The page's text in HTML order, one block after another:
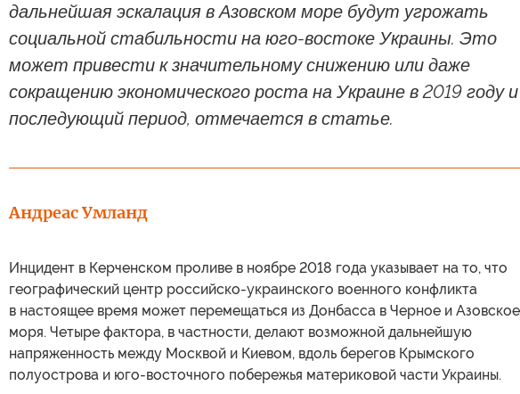
дальнейшая эскалация в Азовском море будут угрожать
социальной стабильности на юго-востоке Украины. Это
может привести к значительному снижению или даже
сокращению экономического роста на Украине в 2019 году
последующий период, отмечается в статье.
Андреас Умланд
Инцидент в Керченском проливе в ноябре 2018 года указывает на то, что
географический центр российско-украинского военного конфликта
в настоящее время может перемещаться из Донбасса в Черное и Азовское
моря. Четыре фактора, в частности, делают возможной дальнейшую
напряженность между Москвой и Киевом, вдоль берегов Крымского
полуострова и юго-восточного побережья материковой части Украины.